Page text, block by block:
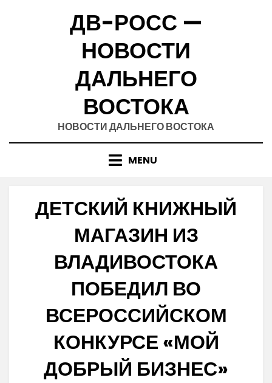
ДВ-РОСС —
НОВОСТИ
ДАЛЬНЕГО
ВОСТОКА
НОВОСТИ ДАЛЬНЕГО ВОСТОКА
MENU
ДЕТСКИЙ КНИЖНЫЙ
МАГАЗИН ИЗ
ВЛАДИВОСТОКА
ПОБЕДИЛ ВО
ВСЕРОССИЙСКОМ
КОНКУРСЕ «МОЙ
ДОБРЫЙ БИЗНЕС»